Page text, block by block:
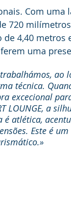
Com uma
720
4,40 metros
uma
ao
técnica.
excecional
LOUNGE, a
atlética,
Este é